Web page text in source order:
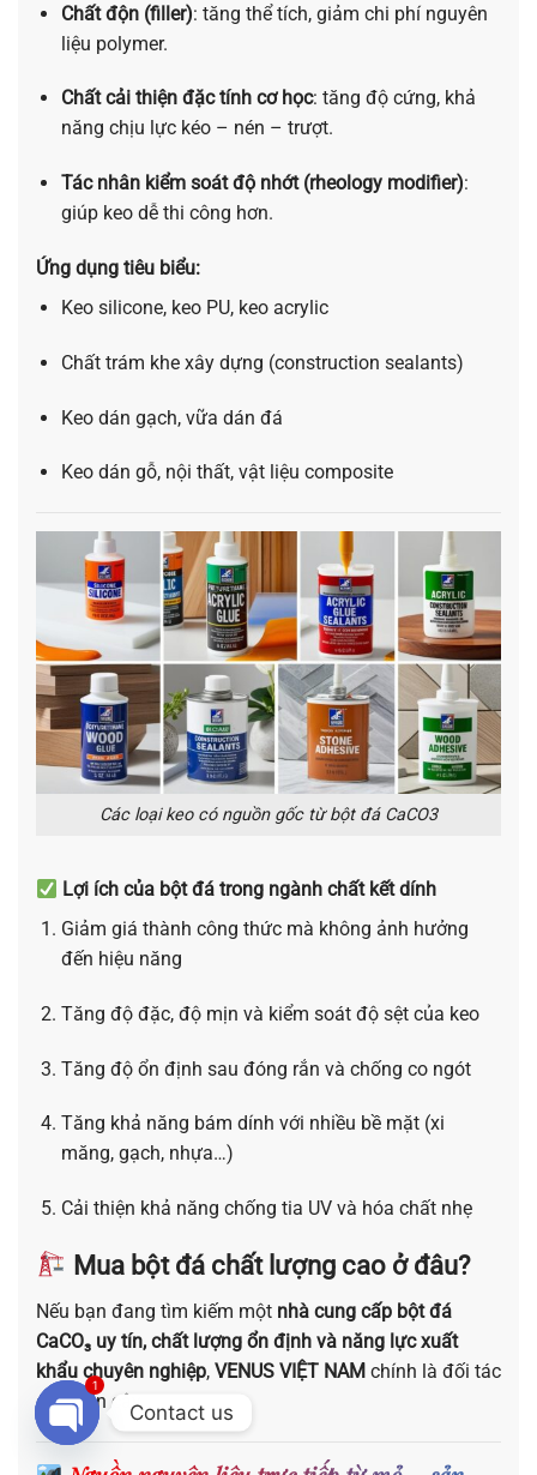
Chất độn (filler): tăng thể tích, giảm chi phí nguyên
liệu polymer.
Chất cải thiện đặc tính cơ học: tăng độ cứng, khả
năng chịu lực kéo – nén – trượt.
Tác nhân kiểm soát độ nhớt (rheology modifier):
giúp keo dễ thi công hơn.
Ứng dụng tiêu biểu:
Keo silicone, keo PU, keo acrylic
Chất trám khe xây dựng (construction sealants)
Keo dán gạch, vữa dán đá
Keo dán gỗ, nội thất, vật liệu composite
Các loại keo có nguồn gốc từ bột đá CaCO3
Lợi ích của bột đá trong ngành chất kết dính
Giảm giá thành công thức mà không ảnh hưởng
đến hiệu năng
Tăng độ đặc, độ mịn và kiểm soát độ sệt của keo
Tăng độ ổn định sau đóng rắn và chống co ngót
Tăng khả năng bám dính với nhiều bề mặt (xi
măng, gạch, nhựa…)
Cải thiện khả năng chống tia UV và hóa chất nhẹ
Mua bột đá chất lượng cao ở đâu?
Nếu bạn đang tìm kiếm một nhà cung cấp bột đá
CaCO₃ uy tín, chất lượng ổn định và năng lực xuất
khẩu chuyên nghiệp, VENUS VIỆT NAM chính là đối tác
đáng tin cậy.Contact us
OPEN CHATY
1